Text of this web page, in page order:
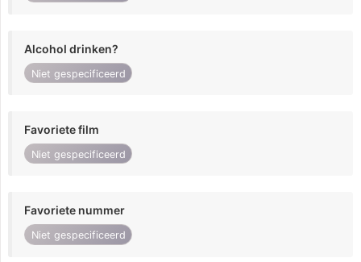
Alcohol drinken?
Niet gespecificeerd
Favoriete film
Niet gespecificeerd
Favoriete nummer
Niet gespecificeerd